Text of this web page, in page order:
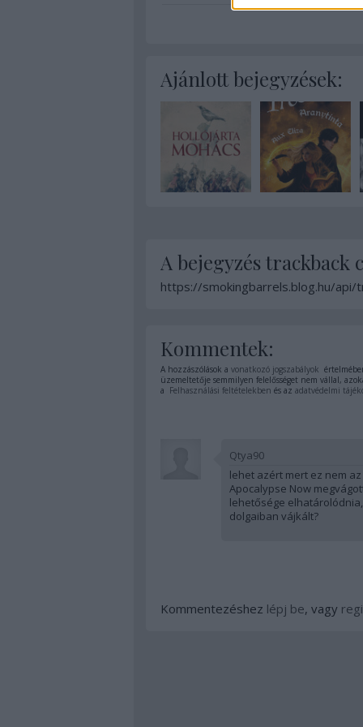
Ajánlott bejegyzések:
A bejegyzés trackback
https://smokingbarrels.blog.hu/api/
Kommentek:
A hozzászólások a vonatkozó jogszabályok
üzemeltetője semmilyen felelősséget nem vállal,
a Felhasználási feltételekben és az adatvédelmi
Qtya90
lehet azért mert ez nem
Apocalypse Now
lehetősége
dolgaiban vájkált?
Kommentezéshez lépj be, vagy